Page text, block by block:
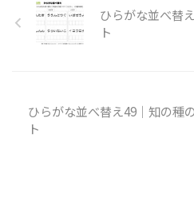
ひらがな並べ替
ト
ひらがな並べ替え49｜知の種
ト